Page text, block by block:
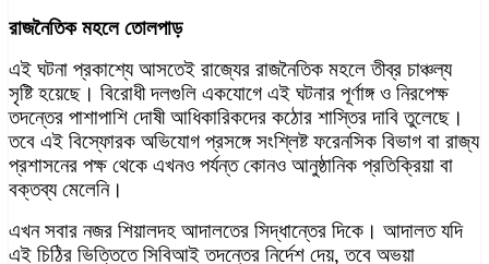
রাজনৈতিক মহলে তোলপাড়
এই ঘটনা প্রকাশ্যে আসতেই রাজ্যের রাজনৈতিক মহলে তীব্র চাঞ্চল্য
সৃষ্টি হয়েছে। বিরোধী দলগুলি একযোগে এই ঘটনার পূর্ণাঙ্গ ও নিরপেক্ষ
তদন্তের পাশাপাশি দোষী আধিকারিকদের কঠোর শাস্তির দাবি তুলেছে।
তবে এই বিস্ফোরক অভিযোগ প্রসঙ্গে সংশ্লিষ্ট ফরেনসিক বিভাগ বা রাজ্য
প্রশাসনের পক্ষ থেকে এখনও পর্যন্ত কোনও আনুষ্ঠানিক প্রতিক্রিয়া বা
বক্তব্য মেলেনি।
এখন সবার নজর শিয়ালদহ আদালতের সিদ্ধান্তের দিকে। আদালত যদি
এই চিঠির ভিত্তিতে সিবিআই তদন্তের নির্দেশ দেয়, তবে অভয়া